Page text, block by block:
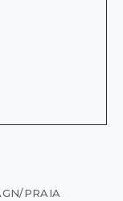
PRAIA